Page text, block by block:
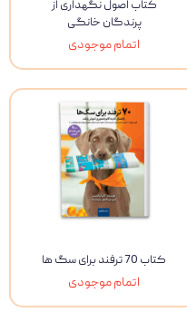
کتاب اصول نگهداری از
پرندگان خانگی
اتمام موجودی
کتاب 70 ترفند برای سگ ها
اتمام موجودی